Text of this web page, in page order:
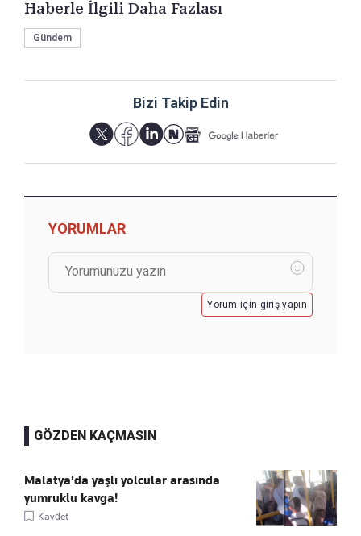
Haberle İlgili Daha Fazlası
Gündem
Bizi Takip Edin
YORUMLAR
Yorum için giriş yapın
GÖZDEN KAÇMASIN
Malatya'da yaşlı yolcular arasında
yumruklu kavga!
Kaydet